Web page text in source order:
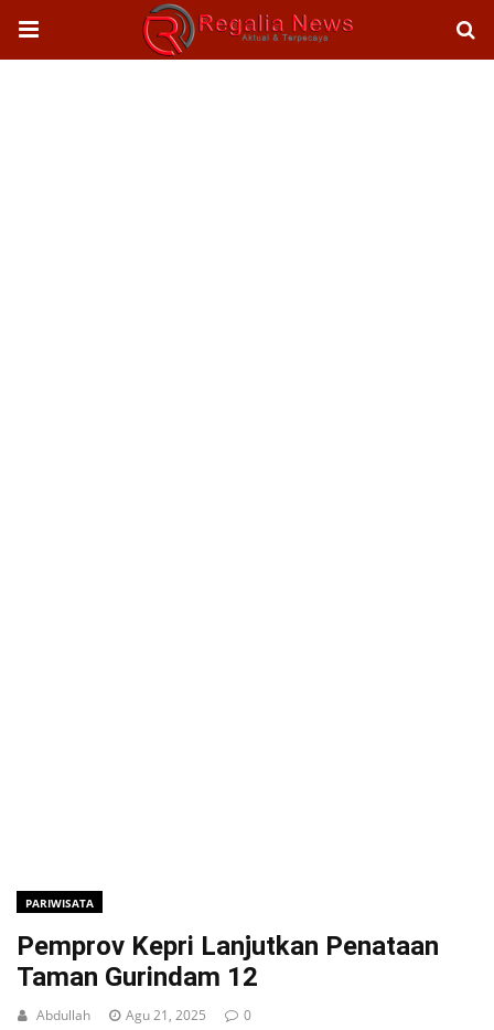
PARIWISATA
Pemprov Kepri Lanjutkan Penataan
Taman Gurindam 12
Abdullah Agu 21, 2025 0